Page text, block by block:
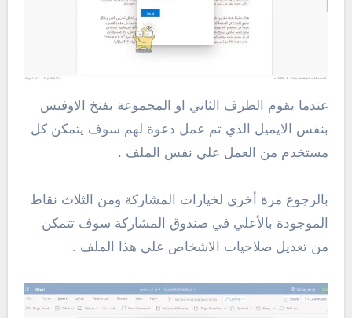
عندما يقوم الطرف الثاني او المجموعة بفتخ الاوفيس
بنفس الايميل الذي تم عمل دعوة لهم سوف يتمكن كل
مستخدم من العمل علي نفس الملف .
بالرجوع مرة أخري لخيارات المشاركة ومن الثلاث نقاط
الموجودة بالأعلي في صندوق المشاركة سوف تتمكن
من تعديل صلاحيات الاشخاص علي هذا الملف .